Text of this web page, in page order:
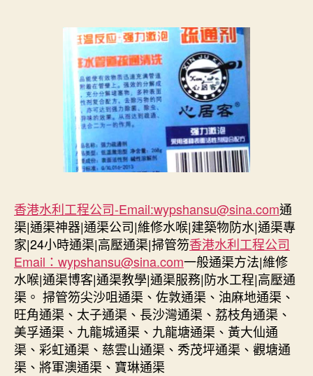
香港水利工程公司-Email:wypshansu@sina.com通
渠|通渠神器|通渠公司|維修水喉|建築物防水|通渠專
家|24小時通渠|高壓通渠|掃管笏香港水利工程公司
Email： wypshansu@sina.com一般通渠方法|維修
水喉|通渠博客|通渠教學|通渠服務|防水工程|高壓通
渠。 掃管笏尖沙咀通渠、佐敦通渠、油麻地通渠、
旺角通渠、太子通渠、長沙灣通渠、荔枝角通渠、
美孚通渠、九龍城通渠、九龍塘通渠、黃大仙通
渠、彩虹通渠、慈雲山通渠、秀茂坪通渠、觀塘通
渠、將軍澳通渠、寶琳通渠